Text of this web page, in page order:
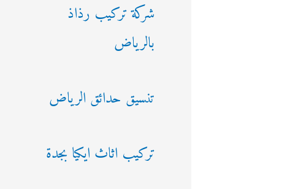
شركة تركيب رذاذ
بالرياض
تنسيق حدائق الرياض
تركيب اثاث ايكيا بجدة